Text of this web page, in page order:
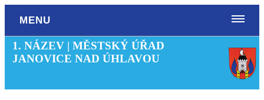
MENU
1. NÁZEV | MĚSTSKÝ ÚŘAD
JANOVICE NAD ÚHLAVOU